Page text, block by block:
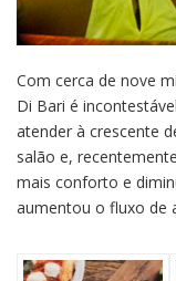
Com cerca de nove
Di Bari é
atender à crescente
salão e,
mais conforto e
aumentou o fluxo de